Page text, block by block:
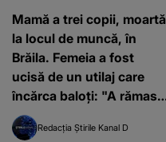
Mamă a trei copii, moartă
la locul de muncă, în
Brăila. Femeia a fost
ucisă de un utilaj care
încărca baloți: "A rămas
fără cap"
Redacția Știrile Kanal D